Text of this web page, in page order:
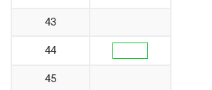
43
44
45